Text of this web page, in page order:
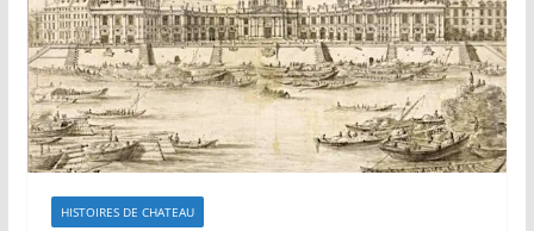
HISTOIRES DE CHATEAU